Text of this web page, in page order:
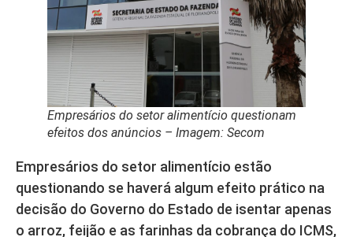
Empresários do setor alimentício questionam
efeitos dos anúncios – Imagem: Secom
Empresários do setor alimentício estão
questionando se haverá algum efeito prático na
decisão do Governo do Estado de isentar apenas
o arroz, feijão e as farinhas da cobrança do ICMS,